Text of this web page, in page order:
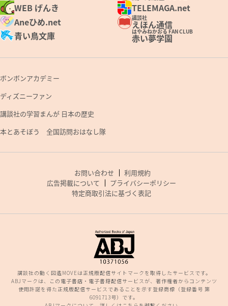
WEB げんき
TELEMAGA.net
Aneひめ.net
講談社
えほん通信
青い鳥文庫
はやみねかおる FAN CLUB
赤い夢学園
ボンボンアカデミー
ディズニーファン
講談社の学習まんが 日本の歴史
本とあそぼう 全国訪問おはなし隊
お問い合わせ
利用規約
広告掲載について
プライバシーポリシー
特定商取引法に基づく表記
講談社の動く図鑑MOVEは正規版配信サイトマークを取得したサービスです。
ABJマークは、この電子書店・電子書籍配信サービスが、著作権者からコンテンツ
使用許諾を得た正規版配信サービスであることを示す登録商標（登録番号 第
6091713号）です。